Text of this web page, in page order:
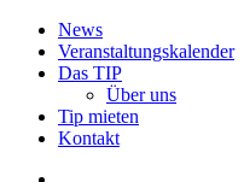
Close
Menu
News
Veranstaltungskalender
Das TIP
Über uns
Tip mieten
Kontakt